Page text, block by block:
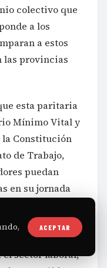
colectivo que
a los
a estos
las provincias
esta paritaria
Mínimo Vital y
la Constitución
de Trabajo,
puedan
en su jornada
reclamo fue
en el
sector laboral,
ACEPTAR